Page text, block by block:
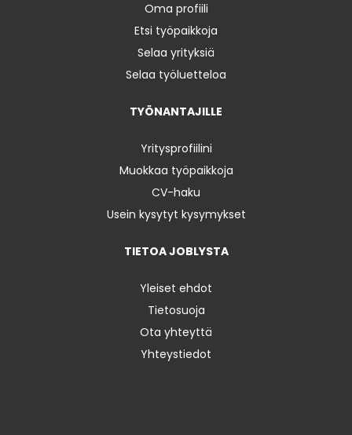
Oma profiili
Etsi työpaikkoja
Selaa yrityksiä
Selaa työluetteloa
TYÖNANTAJILLE
Yritysprofiilini
Muokkaa työpaikkoja
CV-haku
Usein kysytyt kysymykset
TIETOA JOBLYSTA
Yleiset ehdot
Tietosuoja
Ota yhteyttä
Yhteystiedot